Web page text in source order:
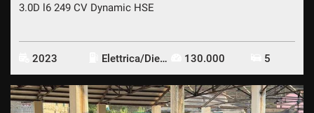
3.0D l6 249 CV Dynamic HSE
2023 Elettrica/Diesel 130.000 5